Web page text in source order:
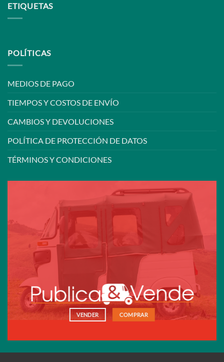
ETIQUETAS
POLÍTICAS
MEDIOS DE PAGO
TIEMPOS Y COSTOS DE ENVÍO
CAMBIOS Y DEVOLUCIONES
POLÍTICA DE PROTECCIÓN DE DATOS
TÉRMINOS Y CONDICIONES
VENDER COMPRAR